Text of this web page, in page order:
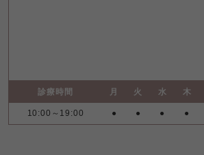
診療時間 月 火 水 木
10:00～19:00 ● ● ● ●